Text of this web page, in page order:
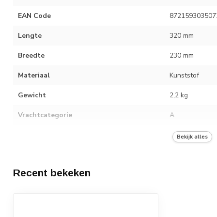
EAN Code
Lengte 320 mm
Breedte 230 mm
Materiaal Kunststof
Gewicht 2,2 kg
Vrachtcategorie A
10Bekijk alles
Recent bekeken